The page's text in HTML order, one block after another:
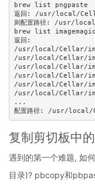
brew list pngpaste
返回: /usr/local/
则配置路径: /usr/
brew list
返回:
/usr/local/Cellar/
/usr/local/Cellar/
/usr/local/Cellar/
/usr/local/Cellar/
/usr/local/Cellar/
/usr/local/Cellar/
...
复制剪切板中
遇到的第一个难题, 如
目录)? pbcopy和